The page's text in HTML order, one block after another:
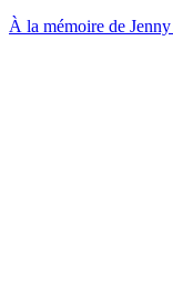
À la mémoire de